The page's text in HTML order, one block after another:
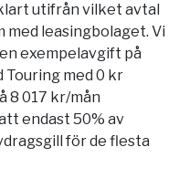
utifrån vilket avtal
leasingbolaget. Vi
exempelavgift på
Touring med 0 kr
8 017 kr/mån
endast 50% av
för de flesta